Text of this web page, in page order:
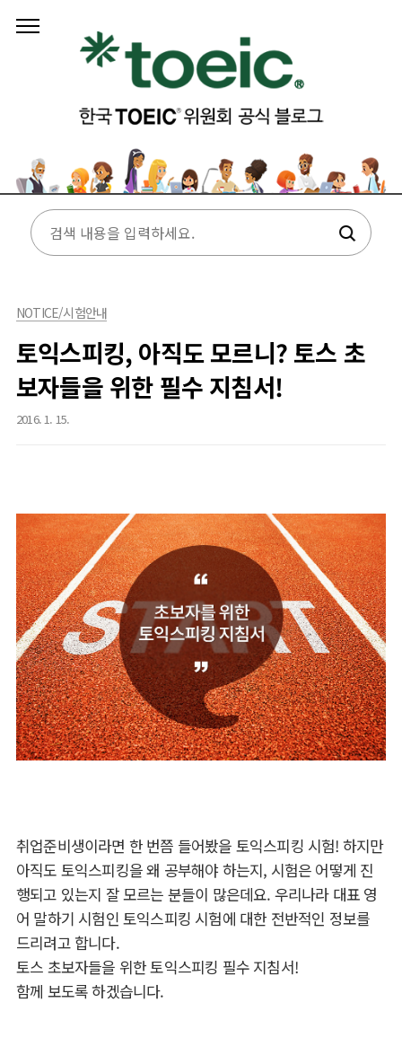
NOTICE/시험안내
토익스피킹, 아직도 모르니? 토스 초
보자들을 위한 필수 지침서!
2016. 1. 15.
취업준비생이라면 한 번쯤 들어봤을 토익스피킹 시험! 하지만
아직도 토익스피킹을 왜 공부해야 하는지, 시험은 어떻게 진
행되고 있는지 잘 모르는 분들이 많은데요. 우리나라 대표 영
어 말하기 시험인 토익스피킹 시험에 대한 전반적인 정보를
드리려고 합니다.
토스 초보자들을 위한 토익스피킹 필수 지침서!
함께 보도록 하겠습니다.